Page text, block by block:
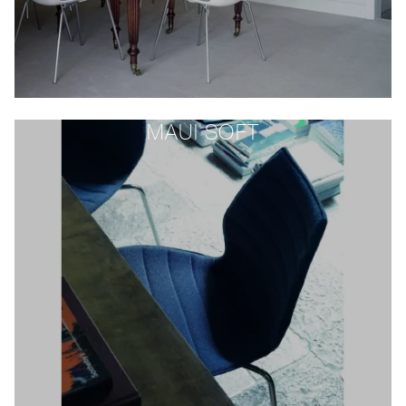
MAUI SOFT